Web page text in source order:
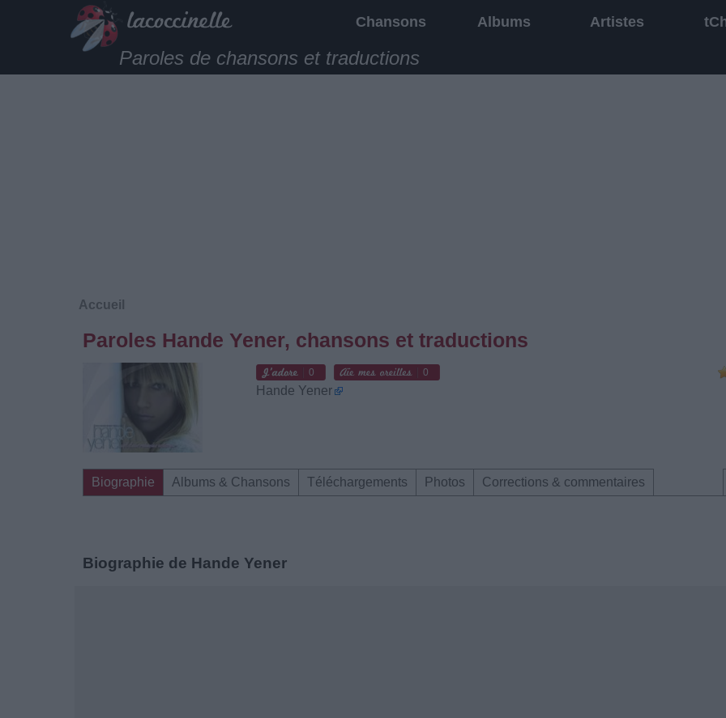
Chansons Albums Artistes
Paroles de chansons et traductions
Accueil
Paroles Hande Yener, chansons et traductions
0 0
Hande Yener
Biographie Albums & Chansons Téléchargements Photos Corrections & commentaires
Biographie de Hande Yener